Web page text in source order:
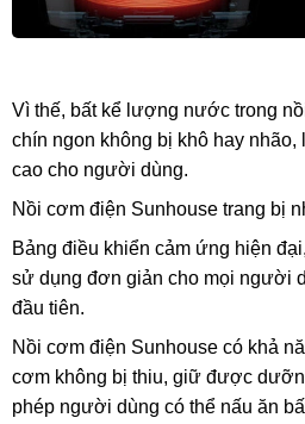
Vì thế, bất kể lượng nước trong
chín ngon không bị khô hay
cao cho người dùng.
Nồi cơm điện Sunhouse trang bị
Bảng điều khiển cảm ứng hiện
sử dụng đơn giản cho mọi người
đầu tiên.
Nồi cơm điện Sunhouse có khả
cơm không bị thiu, giữ được
phép người dùng có thể nấu ăn